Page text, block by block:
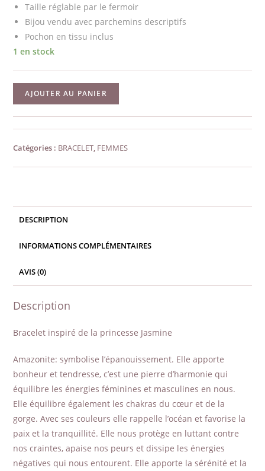
Taille réglable par le fermoir
Bijou vendu avec parchemins descriptifs
Pochon en tissu inclus
1 en stock
quantité
de
Bracelet
AJOUTER AU PANIER
Catégories : BRACELET FEMMES
DESCRIPTION
INFORMATIONS COMPLÉMENTAIRES
AVIS (0)
Description
Bracelet inspiré de la princesse Jasmine
Amazonite: symbolise l’épanouissement. Elle apporte
bonheur et tendresse, c’est une pierre d’harmonie qui
équilibre les énergies féminines et masculines en nous.
Elle équilibre également les chakras du cœur et de la
gorge. Avec ses couleurs elle rappelle l’océan et favorise la
paix et la tranquillité. Elle nous protège en luttant contre
nos craintes, apaise nos peurs et dissipe les énergies
négatives qui nous entourent. Elle apporte la sérénité et la